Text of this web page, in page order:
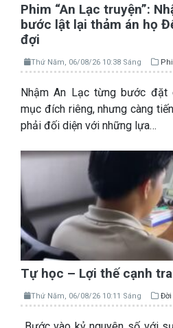
Phim “An Lạc truyện”:
bước lật lại thảm án họ
đợi
Thứ Năm, 06/08/26 10:38 Sáng
Nhậm An Lạc từng bước đặt
mục đích riêng, nhưng càng
phải đối diện với những lựa…
Tự học – Lợi thế cạnh
Thứ Năm, 06/08/26 10:11 Sáng Đời